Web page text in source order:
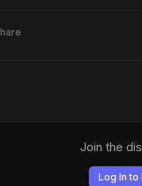
Join the
Log In to